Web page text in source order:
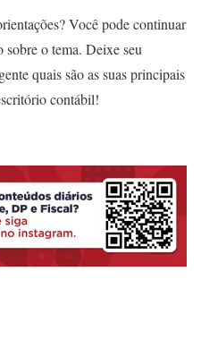
Você pode continuar
sobre o tema. Deixe seu
quais são as suas principais
contábil!